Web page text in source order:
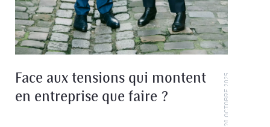
20 OCTOBRE 2025
Face aux tensions qui montent
en entreprise que faire ?